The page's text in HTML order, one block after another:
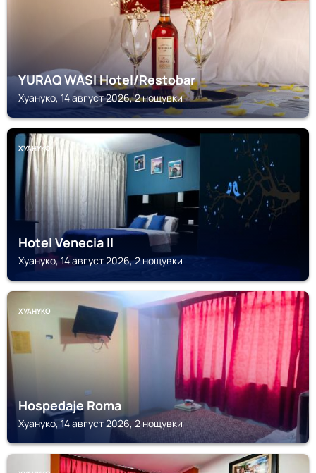
YURAQ WASI Hotel/Restobar
Хуануко, 14 август 2026, 2 нощувки
ХУАНУКО
Hotel Venecia ll
Хуануко, 14 август 2026, 2 нощувки
ХУАНУКО
Hospedaje Roma
Хуануко, 14 август 2026, 2 нощувки